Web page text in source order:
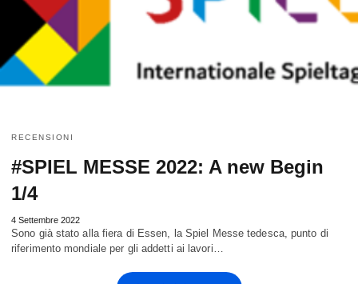
RECENSIONI
#SPIEL MESSE 2022: A new Begin
1/4
4 Settembre 2022
Sono già stato alla fiera di Essen, la Spiel Messe tedesca, punto di
riferimento mondiale per gli addetti ai lavori…